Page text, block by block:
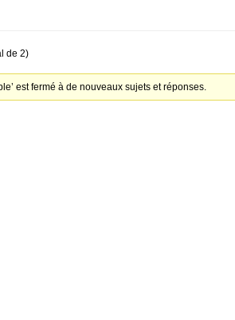
de 2)
est fermé à de nouveaux sujets et réponses.